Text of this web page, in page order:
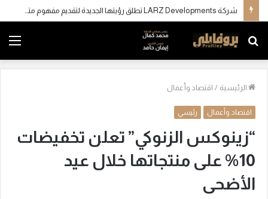
شركة LARZ Developments تطلق رؤيتها الجديدة لتقديم مفهوم متكامل للتطوير العقاري في مصر
بحث
عن
الرئيسية / اقتصاد وأعمال
اقتصاد وأعمال رئيسي
“زينوكس الزنوكي” تعلن تخفيضات
10% على منتجاتها خلال عيد
الأضحى